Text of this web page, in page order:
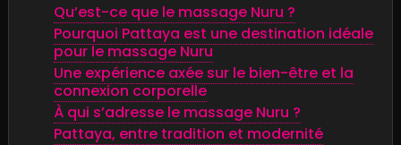
Qu’est-ce que le massage Nuru ?
Pourquoi Pattaya est une destination idéale
pour le massage Nuru
Une expérience axée sur le bien-être et la
connexion corporelle
À qui s’adresse le massage Nuru ?
Pattaya, entre tradition et modernité